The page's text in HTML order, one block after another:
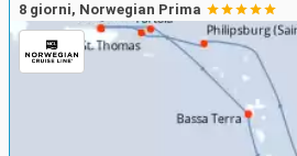
8 giorni, Norwegian Prima